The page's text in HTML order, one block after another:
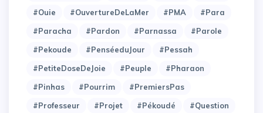
#Ouie
#OuvertureDeLaMer #PMA
#Para
#Paracha
#Pardon #Parnassa
#Parole
#Pekoude
#PenséeduJour
#Pessah
#PetiteDoseDeJoie
#Peuple
#Pharaon
#Pinhas
#Pourrim
#PremiersPas
#Professeur
#Projet #Pékoudé
#Question